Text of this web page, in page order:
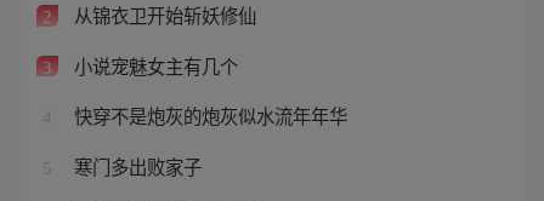
2 从锦衣卫开始斩妖修仙
3 小说宠魅女主有几个
4 快穿不是炮灰的炮灰似水流年年华
5 寒门多出败家子